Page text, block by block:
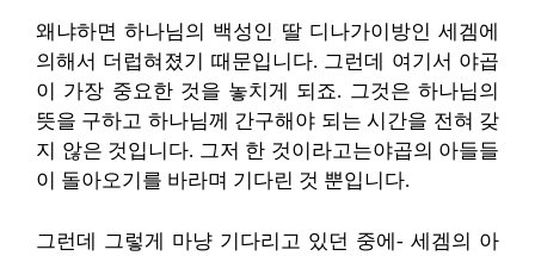
왜냐하면 하나님의 백성인 딸 디나가이방인 세겜에
의해서 더럽혀졌기 때문입니다. 그런데 여기서 야곱
이 가장 중요한 것을 놓치게 되죠. 그것은 하나님의
뜻을 구하고 하나님께 간구해야 되는 시간을 전혀 갖
지 않은 것입니다. 그저 한 것이라고는야곱의 아들들
이 돌아오기를 바라며 기다린 것 뿐입니다.
그런데 그렇게 마냥 기다리고 있던 중에- 세겜의 아